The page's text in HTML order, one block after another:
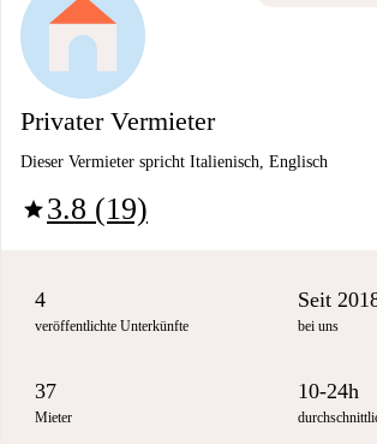
Privater Vermieter
Dieser Vermieter spricht Italienisch, Englisch
star3.8 (19)
4
veröffentlichte Unterkünfte
Seit
bei uns
37
Mieter
10-24h